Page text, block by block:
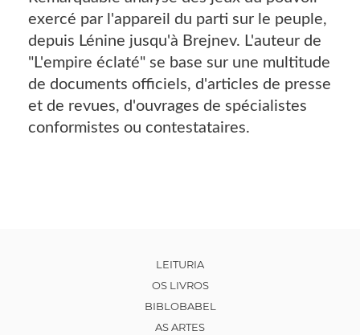
exercé par l'appareil du parti sur le peuple,
depuis Lénine jusqu'à Brejnev. L'auteur de
"L'empire éclaté" se base sur une multitude
de documents officiels, d'articles de presse
et de revues, d'ouvrages de spécialistes
conformistes ou contestataires.
LEITURIA
OS LIVROS
BIBLOBABEL
AS ARTES